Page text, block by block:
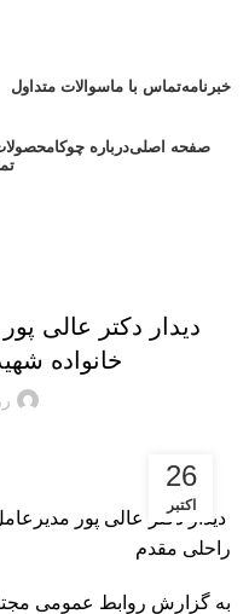
خبرنامهتماس با ماسوالات متداول
صفحه اصلیدرباره چوکا
دیدار دکتر عالی
خانواده
26
اکتبر
دیدار دکتر عالی پور
راحلی مقدم
به گزارش روابط عمومی